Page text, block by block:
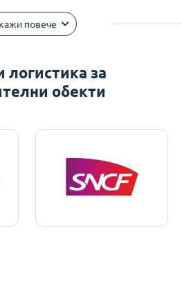
повече
логистика за
обекти